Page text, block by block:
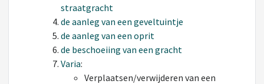
straatgracht
de aanleg van een geveltuintje
de aanleg van een oprit
de beschoeiing van een gracht
Varia:
Verplaatsen/verwijderen van een